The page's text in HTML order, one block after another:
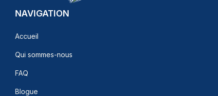
NAVIGATION
Accueil
Qui sommes-nous
FAQ
Blogue